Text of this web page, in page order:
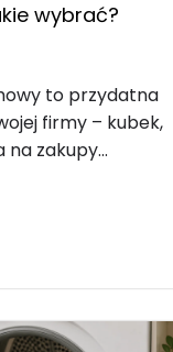
wybrać?
to przydatna
firmy – kubek,
na zakupy...